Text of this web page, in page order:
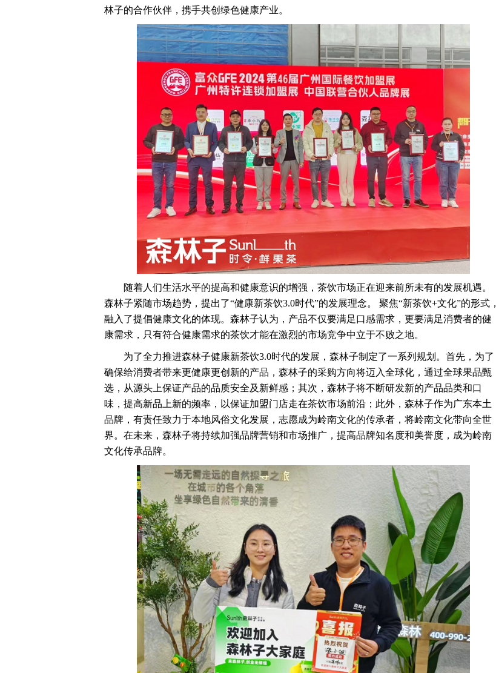
林子的合作伙伴，携手共创绿色健康产业。
随着人们生活水平的提高和健康意识的增强，茶饮市场正在迎来前所未有的发展机遇。
森林子紧随市场趋势，提出了“健康新茶饮3.0时代”的发展理念。 聚焦“新茶饮+文化”的形式，
融入了提倡健康文化的体现。森林子认为，产品不仅要满足口感需求，更要满足消费者的健
康需求，只有符合健康需求的茶饮才能在激烈的市场竞争中立于不败之地。
为了全力推进森林子健康新茶饮3.0时代的发展，森林子制定了一系列规划。首先，为了
确保给消费者带来更健康更创新的产品，森林子的采购方向将迈入全球化，通过全球果品甄
选，从源头上保证产品的品质安全及新鲜感；其次，森林子将不断研发新的产品品类和口
味，提高新品上新的频率，以保证加盟门店走在茶饮市场前沿；此外，森林子作为广东本土
品牌，有责任致力于本地风俗文化发展，志愿成为岭南文化的传承者，将岭南文化带向全世
界。在未来，森林子将持续加强品牌营销和市场推广，提高品牌知名度和美誉度，成为岭南
文化传承品牌。